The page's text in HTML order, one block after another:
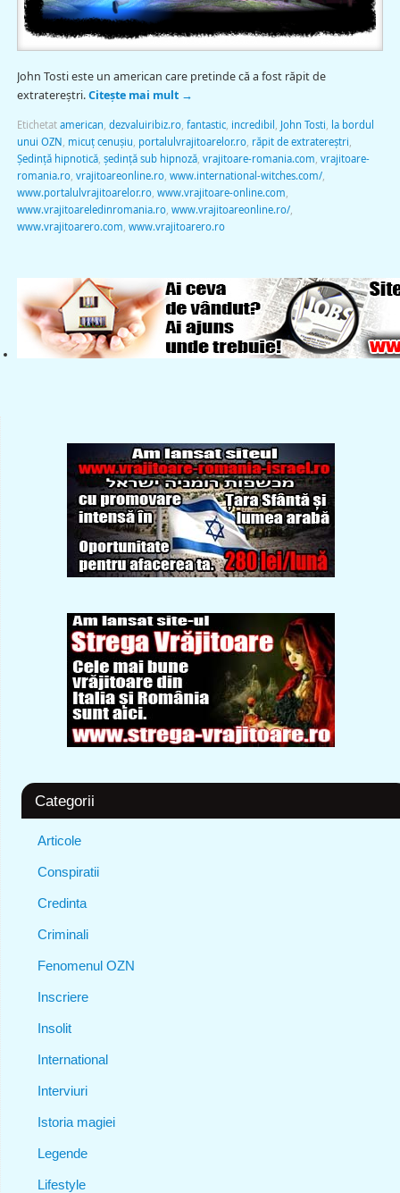
John Tosti este un american care pretinde că a fost răpit de
extratereştri.Citește mai mult →
Etichetat american dezvaluiribiz.ro, fantastic, incredibil John Tosti
la bordul
unui OZN micuţ cenuşiu portalulvrajitoarelor.ro, răpit de extratereştri
Şedinţă hipnotică, şedinţă sub hipnoză, vrajitoare-romania.com vrajitoare-
romania.ro, vrajitoareonline.ro, www.international-witches.com/,
www.portalulvrajitoarelor.ro, www.vrajitoare-online.com
www.vrajitoareledinromania.ro, www.vrajitoareonline.ro/,
www.vrajitoarero.com www.vrajitoarero.ro
Categorii
Articole
Conspiratii
Credinta
Criminali
Fenomenul OZN
Inscriere
Insolit
International
Interviuri
Istoria magiei
Legende
Lifestyle